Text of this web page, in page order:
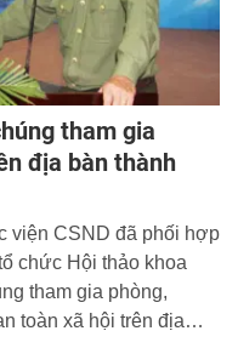
tham gia
địa bàn thành
viện CSND đã phối hợp
chức Hội thảo khoa
tham gia phòng,
toàn xã hội trên địa